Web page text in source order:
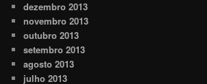
dezembro 2013
novembro 2013
outubro 2013
setembro 2013
agosto 2013
julho 2013